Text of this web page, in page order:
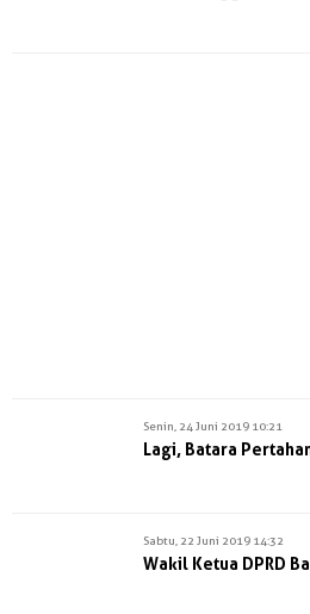
Senin, 24 Juni 2019 10:21
Lagi, Batara
Sabtu, 22 Juni 2019 14:32
Wakil Ketua DPRD